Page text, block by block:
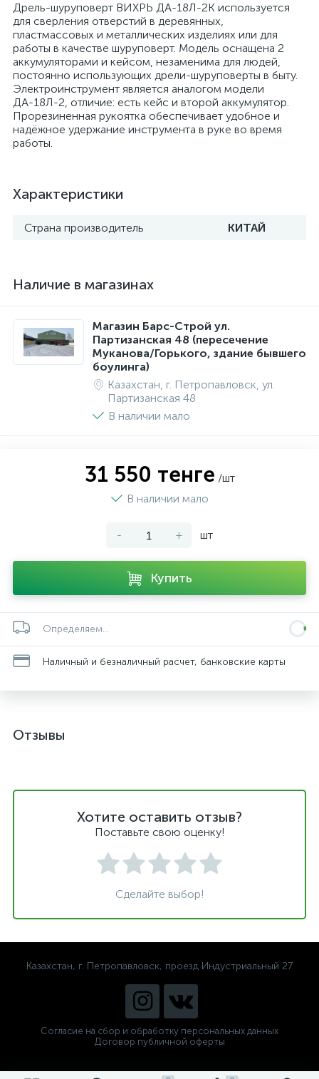
Дрель-шуруповерт ВИХРЬ ДА-18Л-2К используется
для сверления отверстий в деревянных,
пластмассовых и металлических изделиях или для
работы в качестве шуруповерт. Модель оснащена 2
аккумуляторами и кейсом, незаменима для людей,
постоянно использующих дрели-шуруповерты в быту.
Электроинструмент является аналогом модели
ДА-18Л-2, отличие: есть кейс и второй аккумулятор.
Прорезиненная рукоятка обеспечивает удобное и
надёжное удержание инструмента в руке во время
работы.
Характеристики
Страна производитель КИТАЙ
Наличие в магазинах
Магазин Барс-Строй ул.
Партизанская 48 (пересечение
Муканова/Горького, здание бывшего
боулинга)
Казахстан, г. Петропавловск, ул.
Партизанская 48
В наличии мало
31 550 тенге /шт
В наличии мало
- + шт
Купить
Определяем...
Наличный и безналичный расчет, банковские карты
Отзывы
Хотите оставить отзыв?
Поставьте свою оценку!
Сделайте выбор!
Казахстан, г. Петропавловск, проезд Индустриальный 27
Согласие на сбор и обработку персональных данных
Договор публичной оферты